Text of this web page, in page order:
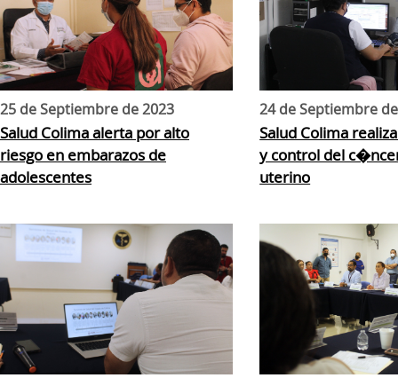
25 de Septiembre de 2023
Salud Colima alerta por alto
riesgo en embarazos de
adolescentes
24 de Septiembre
Salud Colima
y control del
uterino